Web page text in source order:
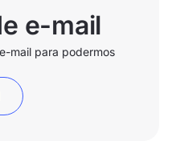
e-mail
mail para podermos